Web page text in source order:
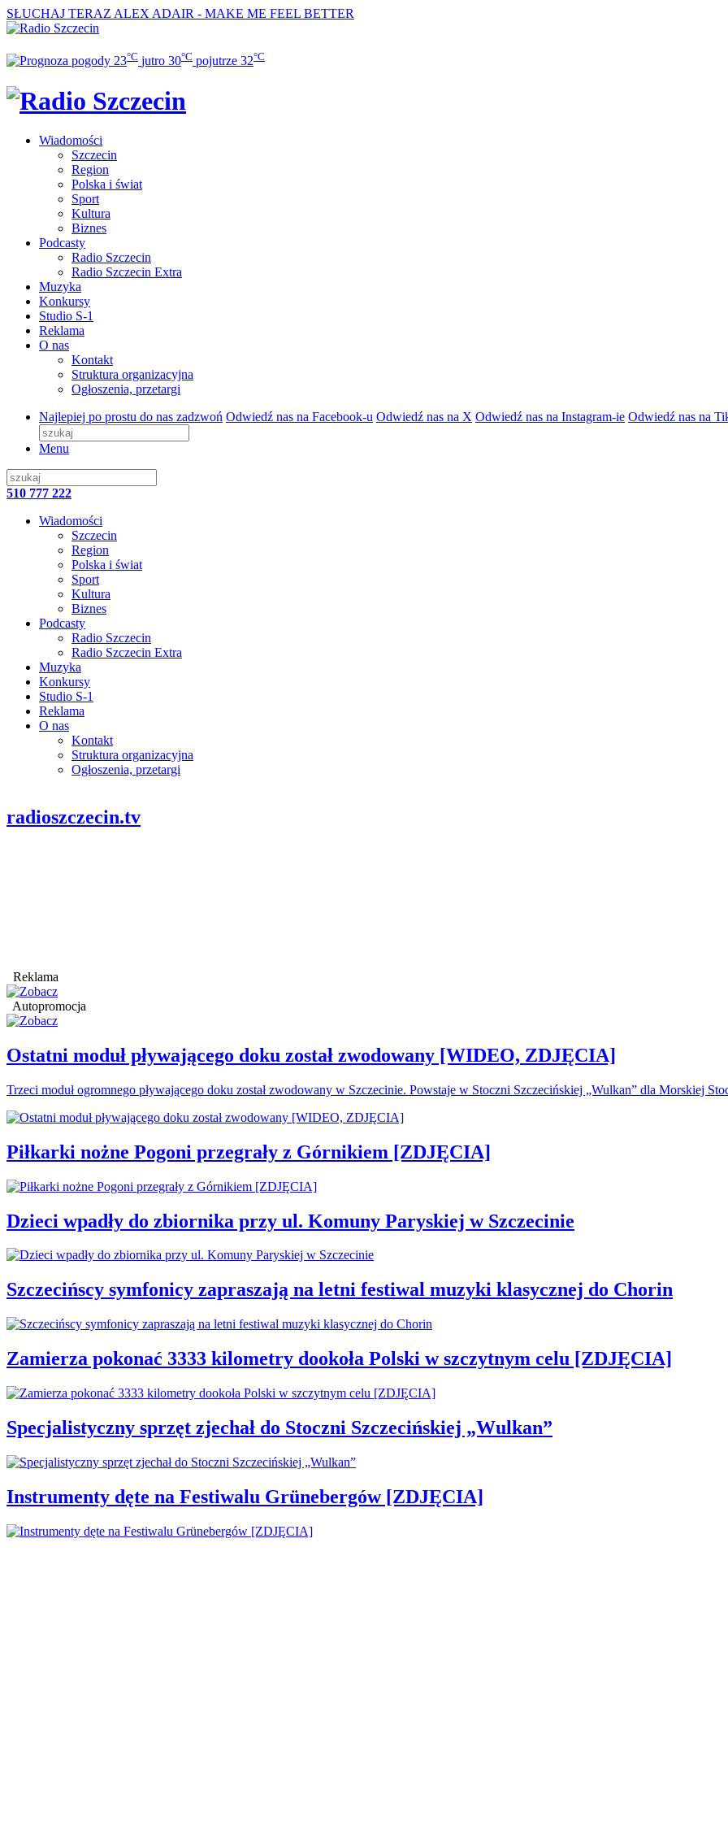
SŁUCHAJ TERAZ ALEX ADAIR - MAKE ME FEEL BETTER
23°C jutro 30°C pojutrze 32°C
Wiadomości
Szczecin
Region
Polska i świat
Sport
Kultura
Biznes
Podcasty
Radio Szczecin
Radio Szczecin Extra
Muzyka
Konkursy
Studio S-1
Reklama
O nas
Kontakt
Struktura organizacyjna
Ogłoszenia, przetargi
Najlepiej po prostu do nas zadzwoń Odwiedź nas na Facebook-u Odwiedź nas na X Odwiedź nas na Instagram-ie Odwiedź nas na
Menu
510 777 222
Wiadomości
Szczecin
Region
Polska i świat
Sport
Kultura
Biznes
Podcasty
Radio Szczecin
Radio Szczecin Extra
Muzyka
Konkursy
Studio S-1
Reklama
O nas
Kontakt
Struktura organizacyjna
Ogłoszenia, przetargi
radioszczecin.tv
Reklama
Autopromocja
Ostatni moduł pływającego doku został zwodowany [WIDEO, ZDJĘCIA]
Trzeci moduł ogromnego pływającego doku został zwodowany w Szczecinie. Powstaje w Stoczni Szczecińskiej „Wulkan” dla Morskiej
Piłkarki nożne Pogoni przegrały z Górnikiem [ZDJĘCIA]
Dzieci wpadły do zbiornika przy ul. Komuny Paryskiej w Szczecinie
Szczecińscy symfonicy zapraszają na letni festiwal muzyki klasycznej do Chorin
Zamierza pokonać 3333 kilometry dookoła Polski w szczytnym celu [ZDJĘCIA]
Specjalistyczny sprzęt zjechał do Stoczni Szczecińskiej „Wulkan”
Instrumenty dęte na Festiwalu Grünebergów [ZDJĘCIA]